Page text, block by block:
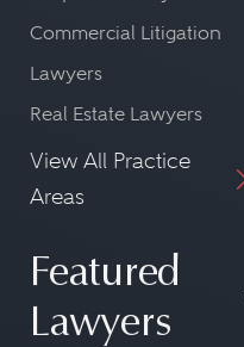
Commercial Litigation
Lawyers
Real Estate Lawyers
View All Practice
Areas
Featured
Lawyers